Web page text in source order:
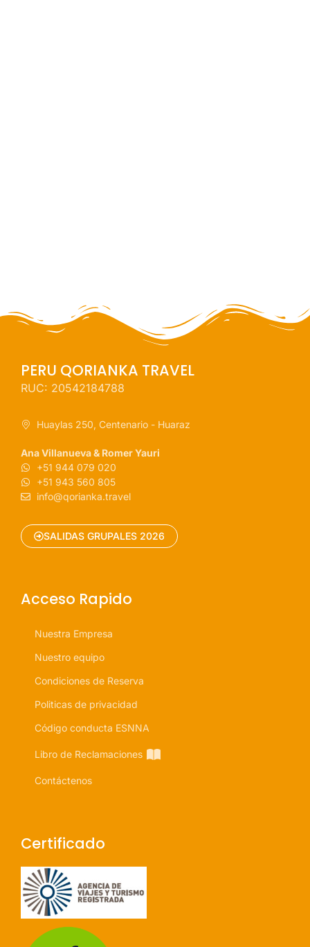
PERU QORIANKA TRAVEL
RUC: 20542184788
Huaylas 250, Centenario - Huaraz
Ana Villanueva & Romer Yauri
+51 944 079 020
+51 943 560 805
info@qorianka.travel
SALIDAS GRUPALES 2026
Acceso Rapido
Nuestra Empresa
Nuestro equipo
Condiciones de Reserva
Politicas de privacidad
Código conducta ESNNA
Libro de Reclamaciones
Contáctenos
Certificado